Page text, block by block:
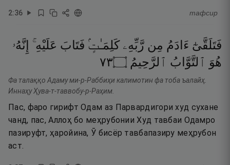
2:36 тафсир
فَتَلَقَّىٰٓ ءَادَمُ مِن رَّبِّهِۦ كَلِمَـٰتٍۢ فَتَابَ عَلَيْهِ ۚ إِنَّهُۥ
هُوَ ٱلتَّوَّابُ ٱلرَّحِيمُ ۝٣٧
Фа талаққо Адаму ми-р-Раббиҳи калимотин фа тоба ъалайҳ.
Иннаҳу Ҳува-т-таввобу-р-Раҳим.
Пас, фаро гирифт Одам аз Парвардигори худ сухане
чанд, пас, Аллоҳ бо меҳрубонии Худ тавбаи Одамро
пазируфт, ҳаройина, Ӯ бисёр тавбапазиру меҳрубон
аст.